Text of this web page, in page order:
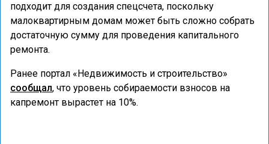
подходит для создания спецсчета, поскольку
малоквартирным домам может быть сложно собрать
достаточную сумму для проведения капитального
ремонта.
Ранее портал «Недвижимость и строительство»
сообщал, что уровень собираемости взносов на
капремонт вырастет на 10%.